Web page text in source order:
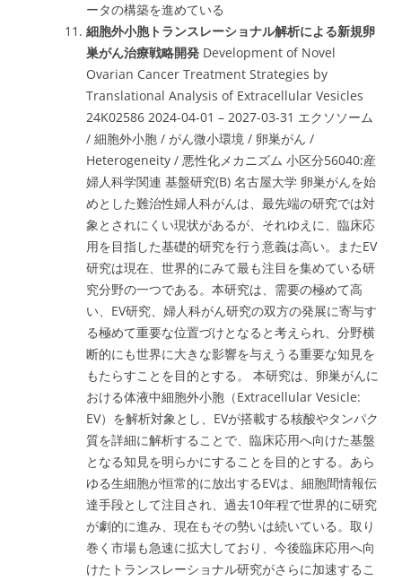
ータの構築を進めている
細胞外小胞トランスレーショナル解析による新規卵
巣がん治療戦略開発 Development of Novel
Ovarian Cancer Treatment Strategies by
Translational Analysis of Extracellular Vesicles
24K02586 2024-04-01 – 2027-03-31 エクソソーム
/ 細胞外小胞 / がん微小環境 / 卵巣がん /
Heterogeneity / 悪性化メカニズム 小区分56040:産
婦人科学関連 基盤研究(B) 名古屋大学 卵巣がんを始
めとした難治性婦人科がんは、最先端の研究では対
象とされにくい現状があるが、それゆえに、臨床応
用を目指した基礎的研究を行う意義は高い。またEV
研究は現在、世界的にみて最も注目を集めている研
究分野の一つである。本研究は、需要の極めて高
い、EV研究、婦人科がん研究の双方の発展に寄与す
る極めて重要な位置づけとなると考えられ、分野横
断的にも世界に大きな影響を与えうる重要な知見を
もたらすことを目的とする。 本研究は、卵巣がんに
おける体液中細胞外小胞（Extracellular Vesicle:
EV）を解析対象とし、EVが搭載する核酸やタンパク
質を詳細に解析することで、臨床応用へ向けた基盤
となる知見を明らかにすることを目的とする。あら
ゆる生細胞が恒常的に放出するEVは、細胞間情報伝
達手段として注目され、過去10年程で世界的に研究
が劇的に進み、現在もその勢いは続いている。取り
巻く市場も急速に拡大しており、今後臨床応用へ向
けたトランスレーショナル研究がさらに加速するこ